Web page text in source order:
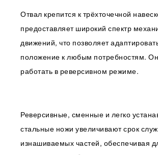
Отвал крепится к трёхточечной
предоставляет широкий спектр
движений, что позволяет
положение к любым потребностям.
работать в реверсивном режиме.
Реверсивные, сменные и легко
стальные ножи увеличивают срок
изнашиваемых частей, обеспечивая